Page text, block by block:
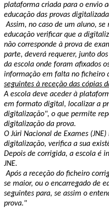
plataforma criada para o envio
educação das provas
Assim, no caso de um aluno,
educação verificar que a
não corresponde à prova de
parte, deverá requerer, junto
da escola onde foram afixados
informação em falta no ficheiro
seguintes à receção das cópias
A escola deve aceder à
em formato digital, localizar a
digitalização", o que permite
digitalização da prova.
O Júri Nacional de Exames
digitalização, verifica a sua
Depois de corrigida, a escola é
JNE.
Após a receção do ficheiro
se maior, ou o encarregado de
seguintes para, se assim o
prova."